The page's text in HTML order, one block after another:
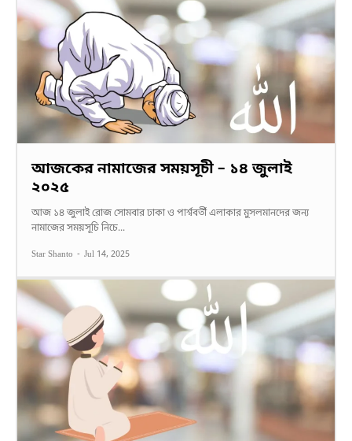
আজকের নামাজের সময়সূচী – ১৪ জুলাই
২০২৫
আজ ১৪ জুলাই রোজ সোমবার ঢাকা ও পার্শ্ববর্তী এলাকার মুসলমানদের জন্য
নামাজের সময়সূচি নিচে...
Star Shanto - Jul 14, 2025